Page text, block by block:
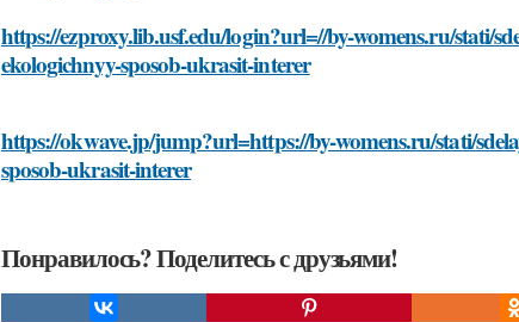
https://ezproxy.lib.usf.edu/login?url=//by-womens.ru/stati/
ekologichnyy-sposob-ukrasit-interer
https://okwave.jp/jump?url=https://by-womens.ru/stati/
sposob-ukrasit-interer
Понравилось? Поделитесь с друзьями!